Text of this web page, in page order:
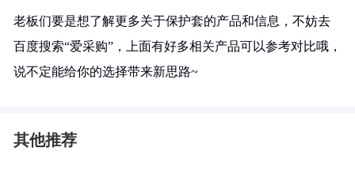
老板们要是想了解更多关于保护套的产品和信息，不妨去
百度搜索“爱采购”，上面有好多相关产品可以参考对比哦，
说不定能给你的选择带来新思路~
其他推荐